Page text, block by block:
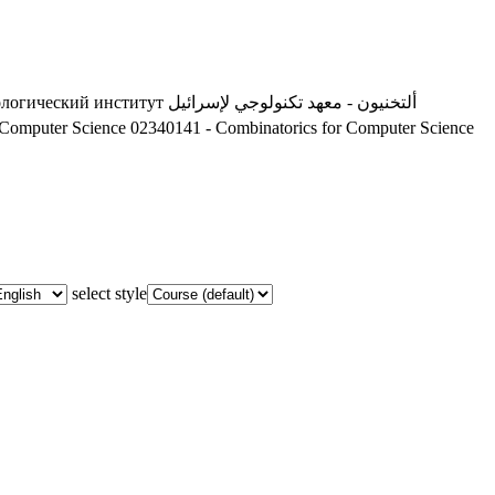
институт ألتخنيون - معهد تكنولوجي لإسرائيل
Science 02340141 - Combinatorics for Computer Science
select style